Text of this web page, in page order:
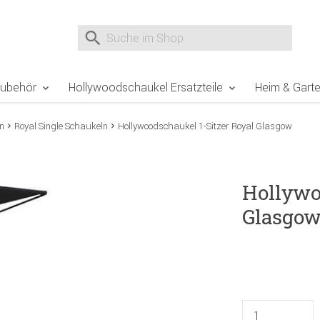
Suche nach
Hollywoodschaukel Ersatzteile Heim &
Royal Single Schaukeln Hollywoodschaukel 1-Sitzer Royal Glasgow